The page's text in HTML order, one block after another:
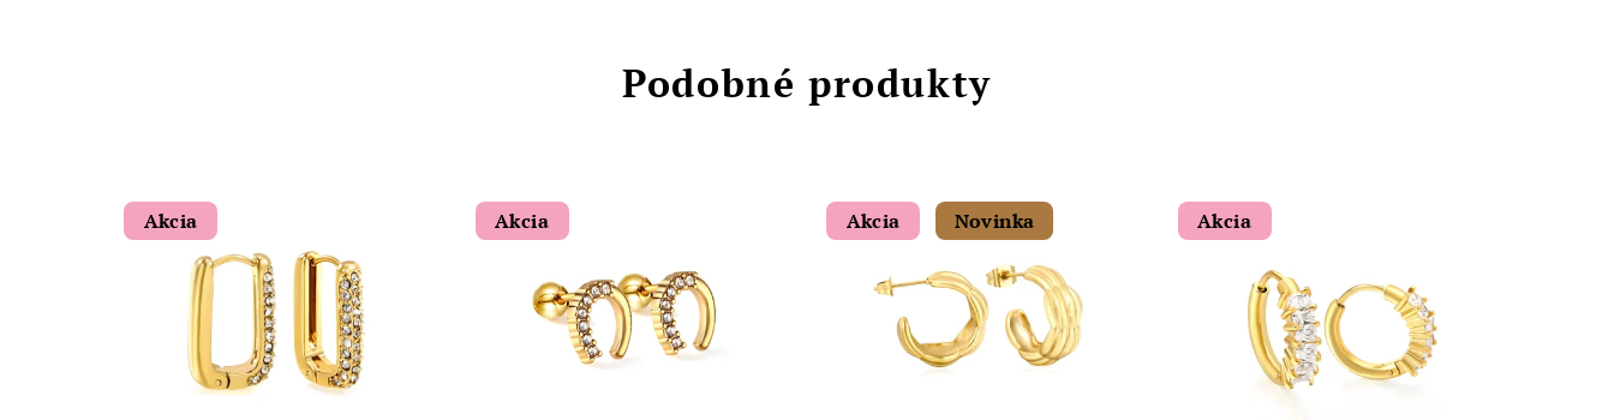
Podobné produkty
Akcia Akcia Akcia Novinka Akcia